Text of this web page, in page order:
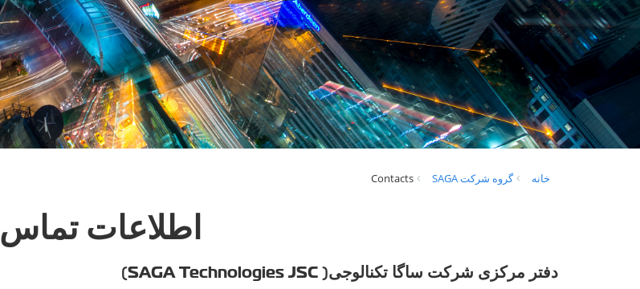
خانه گروه شرکت SAGA Contacts
اطلاعات تماس
دفتر مرکزی شرکت ساگا تکنالوجی( SAGA Technologies JSC)